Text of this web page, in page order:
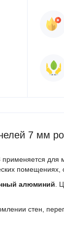
7 мм
для
помещениях,
алюминий .
стен,